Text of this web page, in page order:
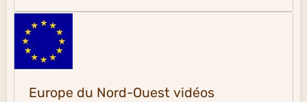
Europe du Nord-Ouest vidéos